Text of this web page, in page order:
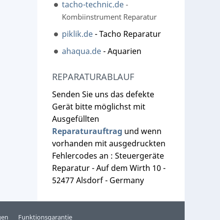
tacho-technic.de -
Kombiinstrument Reparatur
piklik.de- Tacho Reparatur
ahaqua.de- Aquarien
REPARATURABLAUF
Senden Sie uns das defekte
Gerät bitte möglichst mit
Ausgefüllten
Reparaturauftrag und wenn
vorhanden mit ausgedruckten
Fehlercodes an : Steuergeräte
Reparatur - Auf dem Wirth 10 -
52477 Alsdorf - Germany
Funktionsgarantie